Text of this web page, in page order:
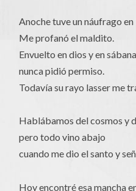
Anoche tuve un náufrago en
Me profanó el maldito.
Envuelto en dios y en sábana
nunca pidió permiso.
Todavía su rayo lasser me
Hablábamos del cosmos y
pero todo vino abajo
cuando me dio el santo y
Hoy encontré esa mancha